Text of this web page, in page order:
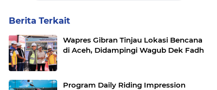
Berita Terkait
Wapres Gibran Tinjau Lokasi Bencana
di Aceh, Didampingi Wagub Dek Fadh
Program Daily Riding Impression